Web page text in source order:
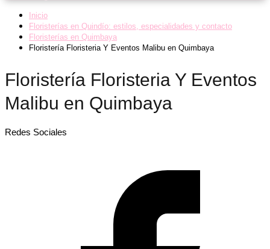
Inicio
Floristerías en Quindío: estilos, especialidades y contacto
Floristerías en Quimbaya
Floristería Floristeria Y Eventos Malibu en Quimbaya
Floristería Floristeria Y Eventos
Malibu en Quimbaya
Redes Sociales